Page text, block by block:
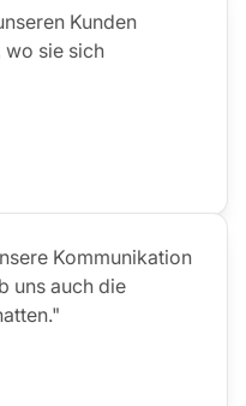
Kunden
sie sich
Kommunikation
uns auch die